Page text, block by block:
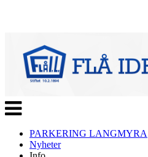
Veksle
navigasjon
PARKERING LANGMYRA
Nyheter